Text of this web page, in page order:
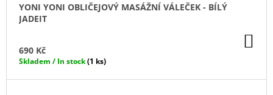
YONI YONI OBLIČEJOVÝ MASÁŽNÍ VÁLEČEK - BÍLÝ
JADEIT
690 Kč
Skladem / In stock(1 ks)